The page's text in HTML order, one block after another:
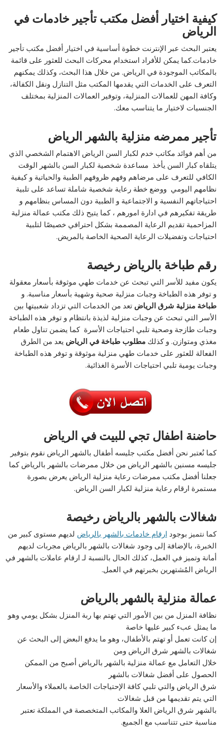
كيفية اختيار أفضل مكتب تأجير خادمات في
الرياض
يعتبر البحث عبر الإنترنت خطوة أساسية في اختيار أفضل مكتب تأجير
خادمات.كما يمكن للأفراد استخدام محركات البحث للعثور على قائمة
بالمكاتب الموجودة في الرياض. من خلال هذا البحث، وكذلك يمكنهم
التعرف على الخدمات التي يقدمها المكتب مثل التنازل ونقل الكفالة،
وكافة المهن للعمالات المنزلية، وتوفير العمالات المنزلية بمختلف
الجنسيات لاختيار ما يتناسب معك.
تأجير ممرضه منزلية بالشهر الرياض
من أهم فوائد مكاتب خدم لكبار السن الرياض الاهتمام الشخصي الذي
يتلقاه كبار السن يأخذ مساعدة شخصية لكبار السن بالشهر الوقت
الكافي للتعرف على مرضاهم وفهم ظروفهم الطبية والحياتية و كيفية
نظامهم اليومي ووضع خطة رعاية شخصية شاملة تساعد على تلبية
احتياجاتهم النفسية و الاجتماعية و الطبية دون المساس بنظامهم و
طريقة تفكيرهم في ادارة امورهم ، كما يتيح ذلك مكتب عمالة منزلية
المزاحمية تقديم الرعاية المصممة بشكل احترافي خصيصًا لتلبية
احتياجات وتفضيلات الرعاية الصحية الخاصة بالمريض.
رقم طباخة بالرياض رخيصة
يكون مفيد للأسر التي تبحث عن خدمات طهي موثوقة بأسعار معقولة
و توفر هذه الطباخة وجبات منزلية صحية وشهية بأسعار مناسبة. و
طباخة منزلية شرق الرياض تعد من الخدمات التي تزداد شعبيتها بين
الأسر التي تبحث عن وجبات منزلية لذيذة بانتظام و توفر هذه الطباخة
وجبات طازجة وصحية تلبي احتياجات الأسرة كما يضمن تناول طعام
مغذي ومتوازن. و كذلكمطلوب طباخة في الرياض يعد من الطرق
الفعالة للعثور على خدمات طهي منزلية موثوقة و توفر هذه الطباخة
وجبات يومية تلبي احتياجات الأسرة الغذائية.
حاضنة اطفال تجي للبيت في الرياض
كما نُعتبر نحن أفضل مكتب جليسه أطفال بالشهر الرياض نقوم بتوفير
جليسه مسنين بالشهر الرياض من خلال ممرضات بالشهر بالرياض كما
جعلنا أفضل مكتب ممرضات رعاية منزلية الرياض يعرض بصورة
مستمرة ارقام رعاية منزلية لكبار السن الرياض.
شغالات بالشهر بالرياض رخيصة
كما نتميز بوجود ارقام خادمات بالشهر بالرياض لديهم مستوى كبير من
الخبرة، بالإضافة إلى وجود شغالات بالشهر بالرياض مجربات لديهم
أمانة وتميز في العمل، كذلك الحال بالنسبة لـ ارقام عاملات بالشهر في
الرياض المُشتهرين بخبرتهم في العمل.
عمالة منزلية بالشهر بالرياض
نظافة المنزل من بين الأمور التي تهتم بها ربة المنزل بشكل يومي وهو
ما يمثل عبء كبير عليها خاصة
إن كانت تعمل أو تهتم بالأطفال، وهو ما يدفع البعض إلى البحث عن
شغالات بالشهر شرق الرياض ومن
خلال التعامل مع عمالة منزلية بالشهر بالرياض أصبح من الممكن
الحصول على أفضل شغالات بالشهر
شرق الرياض والتي تلبي كافة الإحتياجات الخاصة بالعملاء والأسعار
التي يتم تقديمها من قبل شغالات
بالشهر شرق الرياض العلا والمكاتب المتخصصة في المملكة تعتبر
مناسبة حتى تتناسب مع الجميع.